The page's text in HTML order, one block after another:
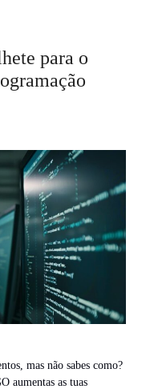
para o
mas não sabes como?
aumentas as tuas